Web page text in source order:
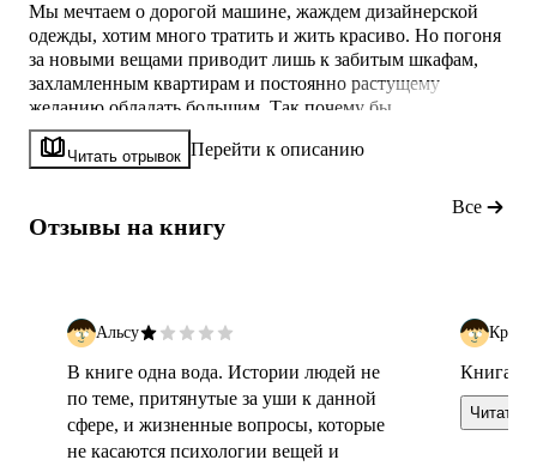
Мы мечтаем о дорогой машине, жаждем дизайнерской
одежды, хотим много тратить и жить красиво. Но погоня
за новыми вещами приводит лишь к забитым шкафам,
захламленным квартирам и постоянно растущему
желанию обладать большим. Так почему бы
не избавиться от лишнего в пользу осознанной
и счастливой жизни?
• освободить пространство и найти в нем себя;
хотели;
Читать отрывок Перейти к описанию
Отзывы на книгу
Все
Альсу
В книге одна вода. Истории людей не
по теме, притянутые за уши к данной
сфере, и жизненные вопросы, которые
не касаются психологии вещей и
Книга
Читать